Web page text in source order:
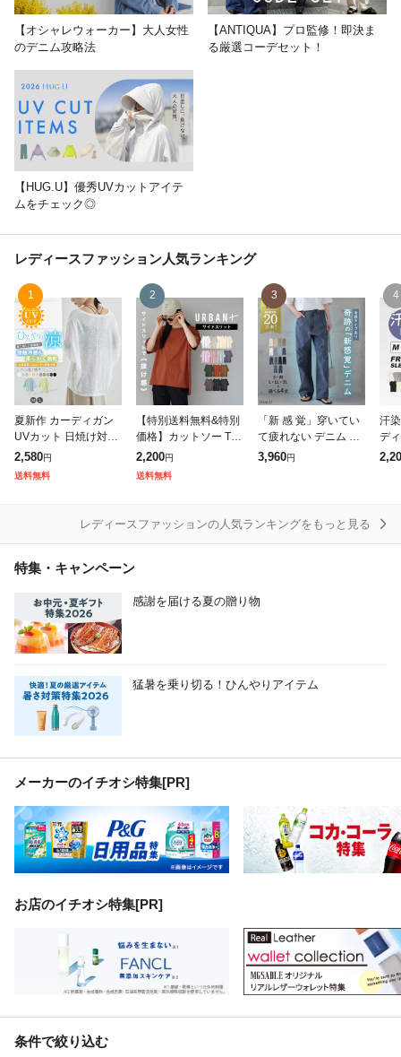
【オシャレウォーカー】大人女性
のデニム攻略法
【ANTIQUA】プロ監修！即決ま
る厳選コーデセット！
【HUG.U】優秀UVカットアイテ
ムをチェック◎
レディースファッション人気ランキング
1
夏新作 カーディガン
UVカット 日焼け対策
冷房対策 空調服 レデ
ィース 熱中症対策 紫
2,580円
送料無料
2
【特別送料無料&特別
価格】カットソー Tシ
ャツ レディース / トッ
プス プルオーバー 半
2,200円
送料無料
3
「新 感 覚」穿いてい
て疲れない デニム パ
ンツ デニムパンツ 一
3,960円
4
汗
デ
ッ
レディースファッションの人気ランキングをもっと見る
特集・キャンペーン
感謝を届ける夏の贈り物
猛暑を乗り切る！ひんやりアイテム
メーカーのイチオシ特集[PR]
お店のイチオシ特集[PR]
条件で絞り込む